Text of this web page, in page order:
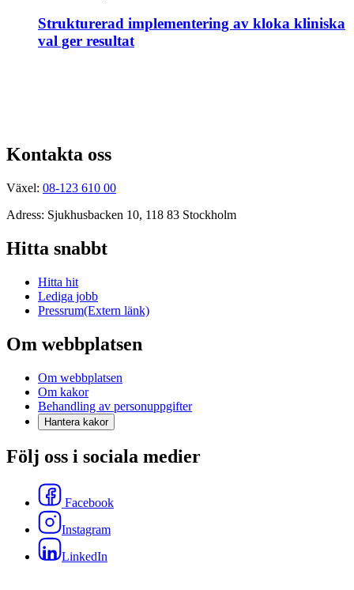
Strukturerad implementering av kloka kliniska
val ger resultat
Kontakta oss
Växel: 08-123 610 00
Adress: Sjukhusbacken 10, 118 83 Stockholm
Hitta snabbt
Hitta hit
Lediga jobb
Pressrum(Extern länk)
Om webbplatsen
Om webbplatsen
Om kakor
Behandling av personuppgifter
Hantera kakor
Följ oss i sociala medier
Facebook
Instagram
LinkedIn